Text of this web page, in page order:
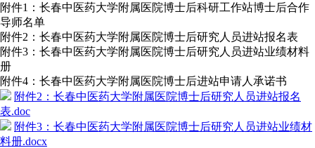
附件1：长春中医药大学附属医院博士后科研工作站博士后合作
导师名单
附件2：长春中医药大学附属医院博士后研究人员进站报名表
附件3：长春中医药大学附属医院博士后研究人员进站业绩材料
册
附件4：长春中医药大学附属医院博士后进站申请人承诺书
附件2：长春中医药大学附属医院博士后研究人员进站报名
表.doc
附件3：长春中医药大学附属医院博士后研究人员进站业绩材
料册.docx